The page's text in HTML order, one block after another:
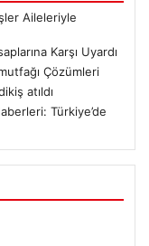
Aileleriyle
Karşı Uyardı
Çözümleri
atıldı
Türkiye’de